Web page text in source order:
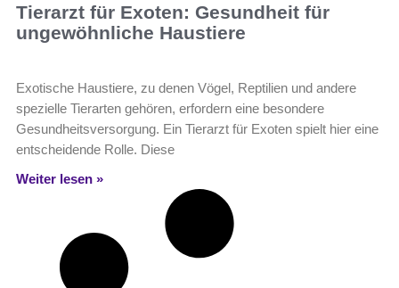
Tierarzt für Exoten: Gesundheit für
ungewöhnliche Haustiere
Exotische Haustiere, zu denen Vögel, Reptilien und andere
spezielle Tierarten gehören, erfordern eine besondere
Gesundheitsversorgung. Ein Tierarzt für Exoten spielt hier eine
entscheidende Rolle. Diese
Weiter lesen »